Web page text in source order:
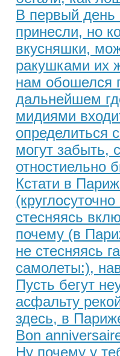
В первый день
принесли, но
вкусняшки,
ракушками их
нам обошелся
дальнейшем
мидиями
определиться
могут забыть,
отностиельно
Кстати в
стесняясь
почему (в
не стесняясь
самолеты:),
Пусть бегут
асфальту
здесь, в
Bon
Ну почему у